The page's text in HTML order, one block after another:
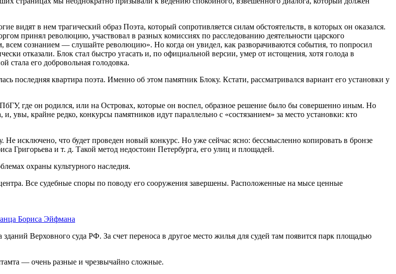
в нем трагический образ Поэта, который сопротивляется силам обстоятельств, в которых он оказался.
принял революцию, участвовал в разных комиссиях по расследованию деятельности царского
сознанием — слушайте революцию». Но когда он увидел, как разворачиваются события, то попросил
отказали. Блок стал быстро угасать и, по официальной версии, умер от истощения, хотя голода в
стала его добровольная голодовка.
последняя квартира поэта. Именно об этом памятник Блоку. Кстати, рассматривался вариант его установки у
где он родился, или на Островах, которые он воспел, образное решение было бы совершенно иным. Но
увы, крайне редко, конкурсы памятников идут параллельно с «состязанием» за место установки: кто
Не исключено, что будет проведен новый конкурс. Но уже сейчас ясно: бессмысленно копировать в бронзе
Григорьева и т. д. Такой метод недостоин Петербурга, его улиц и площадей.
охраны культурного наследия.
Все судебные споры по поводу его сооружения завершены. Расположенные на мысе ценные
Бориса Эйфмана
Верховного суда РФ. За счет переноса в другое место жилья для судей там появится парк площадью
— очень разные и чрезвычайно сложные.